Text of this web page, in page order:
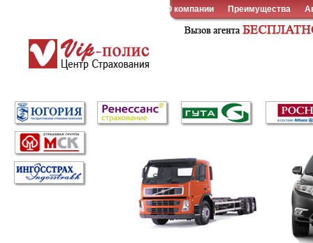
О компании Преимущества